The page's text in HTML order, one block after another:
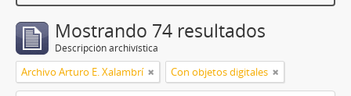
Mostrando 74 resultados
Descripción archivística
Archivo Arturo E. Xalambrí Con objetos digitales